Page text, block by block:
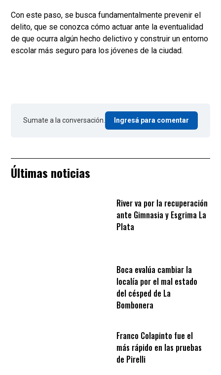
Con este paso, se busca fundamentalmente prevenir el
delito, que se conozca cómo actuar ante la eventualidad
de que ocurra algún hecho delictivo y construir un entorno
escolar más seguro para los jóvenes de la ciudad.
Sumate a la conversación. Ingresá para comentar
Últimas noticias
River va por la recuperación
ante Gimnasia y Esgrima La
Plata
Boca evalúa cambiar la
localía por el mal estado
del césped de La
Bombonera
Franco Colapinto fue el
más rápido en las pruebas
de Pirelli